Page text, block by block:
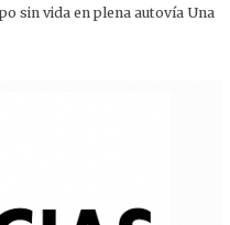
sin vida en plena autovía Una